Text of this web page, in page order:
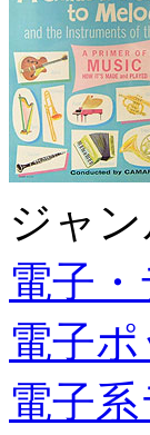
ジャン
電子
電子
電子